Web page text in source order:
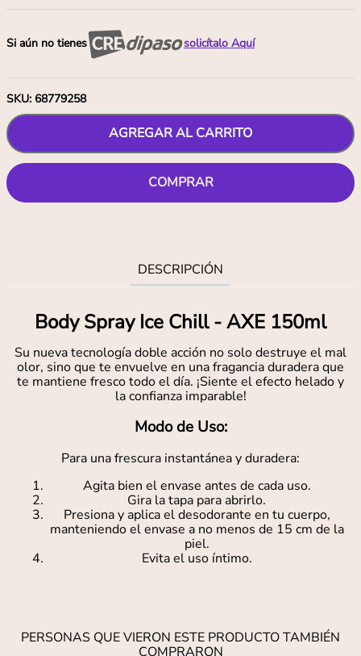
Si aún no tienes solicítalo Aquí
SKU: 68779258
AGREGAR AL CARRITO
COMPRAR
DESCRIPCIÓN
Body Spray Ice Chill - AXE 150ml
Su nueva tecnología doble acción no solo destruye el mal
olor, sino que te envuelve en una fragancia duradera que
te mantiene fresco todo el día. ¡Siente el efecto helado y
la confianza imparable!
Modo de Uso:
Para una frescura instantánea y duradera:
Agita bien el envase antes de cada uso.
Gira la tapa para abrirlo.
Presiona y aplica el desodorante en tu cuerpo,
manteniendo el envase a no menos de 15 cm de la
piel.
Evita el uso íntimo.
PERSONAS QUE VIERON ESTE PRODUCTO TAMBIÉN
COMPRARON